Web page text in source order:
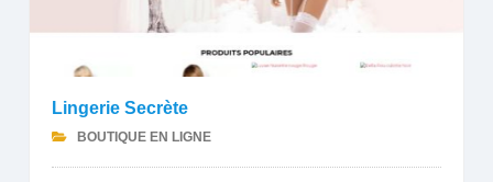
Lingerie Secrète
BOUTIQUE EN LIGNE